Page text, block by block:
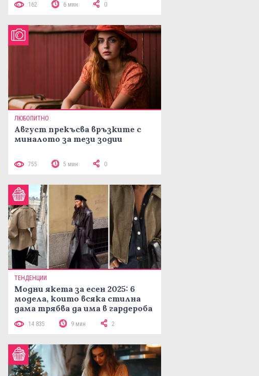
162 6 мин 0
ЛЮБОПИТНО
Август прекъсва връзките с
миналото за тези зодии
755 5 мин 0
ТЕНДЕНЦИИ
Модни якета за есен 2025: 6
модела, които всяка стилна
дама трябва да има в гардероба
14 835 9 мин 2